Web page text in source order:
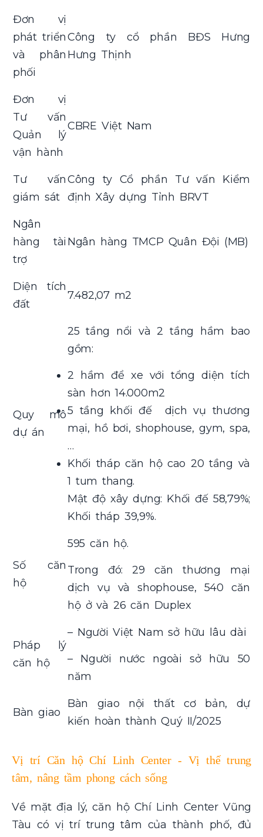
Đơn vị
phát triển
và phân
phối
Công ty cổ phần BĐS Hưng
Hưng Thịnh
Đơn vị
Tư vấn
Quản lý
vận hành
CBRE Việt Nam
Tư vấn
giám sát
Công ty Cổ phần Tư vấn Kiểm
định Xây dựng Tỉnh BRVT
Ngân
hàng tài
trợ
Ngân hàng TMCP Quân Đội (MB)
Diện tích
đất
7.482,07 m2
Quy mô
dự án
25 tầng nổi và 2 tầng hầm bao
gồm:
2 hầm để xe với tổng diện tích
sàn hơn 14.000m2
5 tầng khối đế dịch vụ thương
mại, hồ bơi, shophouse, gym, spa,
…
Khối tháp căn hộ cao 20 tầng và
1 tum thang.
Mật độ xây dựng: Khối đế 58,79%;
Khối tháp 39,9%.
Số căn
hộ
595 căn hộ.
Trong đó: 29 căn thương mại
dịch vụ và shophouse, 540 căn
hộ ở và 26 căn Duplex
Pháp lý
căn hộ
– Người Việt Nam sở hữu lâu dài
– Người nước ngoài sở hữu 50
năm
Bàn giao
Bàn giao nội thất cơ bản, dự
kiến hoàn thành Quý II/2025
Vị trí Căn hộ Chí Linh Center - Vị thế trung
tâm, nâng tầm phong cách sống
Về mặt địa lý, căn hộ Chí Linh Center Vũng
Tàu có vị trí trung tâm của thành phố, đủ